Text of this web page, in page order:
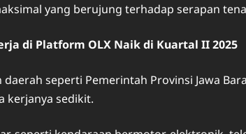
yang berujung terhadap serapan
di Platform OLX Naik di Kuartal II 2025
seperti Pemerintah Provinsi Jawa
kerjanya sedikit.